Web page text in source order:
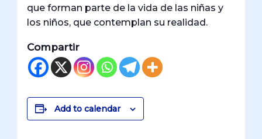
que forman parte de la vida de las niñas y
los niños, que contemplan su realidad.
Compartir
Add to calendar